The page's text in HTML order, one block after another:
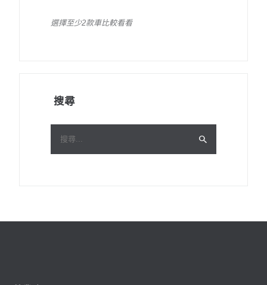
選擇至少2款車比較看看
搜尋
關